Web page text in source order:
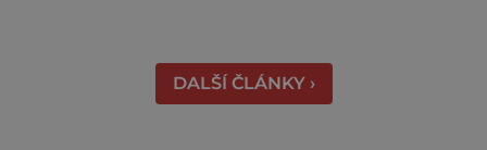
práci tehdejších horníků. [gallery
ids="91631,91630,91632,91633,91634,91635,9
DALŠÍ ČLÁNKY ›